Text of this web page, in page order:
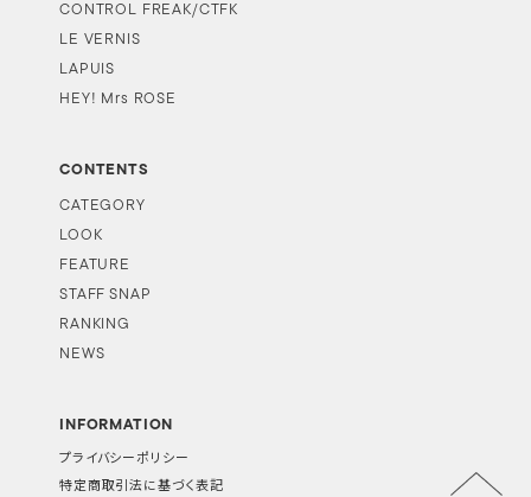
CONTROL FREAK/CTFK
LE VERNIS
LAPUIS
HEY! Mrs ROSE
CONTENTS
CATEGORY
LOOK
FEATURE
STAFF SNAP
RANKING
NEWS
INFORMATION
プライバシーポリシー
特定商取引法に基づく表記